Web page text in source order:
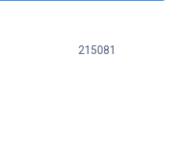
215081